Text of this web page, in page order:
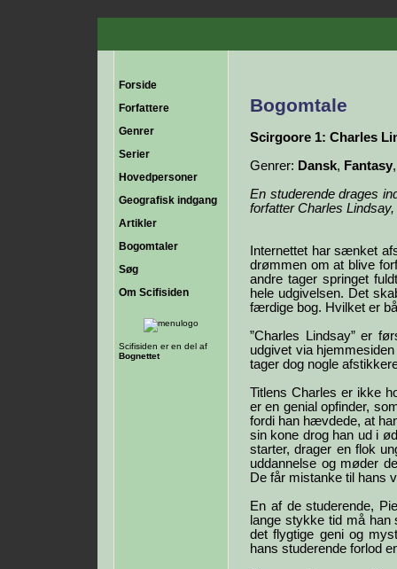
Forside
Forfattere
Genrer
Serier
Hovedpersoner
Geografisk indgang
Artikler
Bogomtaler
Søg
Om Scifisiden
Scifisiden er en del af
Bognettet
Bogomtale
Scirgoore 1: Charles
Genrer: Dansk, Fantasy
En studerende drages
forfatter Charles
Internettet har sænket
drømmen om at blive
andre tager springet
hele udgivelsen. Det
færdige bog. Hvilket er
”Charles Lindsay” er
udgivet via
tager dog nogle
Titlens Charles er ikke
er en genial opfinder,
fordi han hævdede, at
sin kone drog han ud i
starter, drager en flok
uddannelse og møder
De får mistanke til hans
En af de studerende,
lange stykke tid må
det flygtige geni og
hans studerende forlod